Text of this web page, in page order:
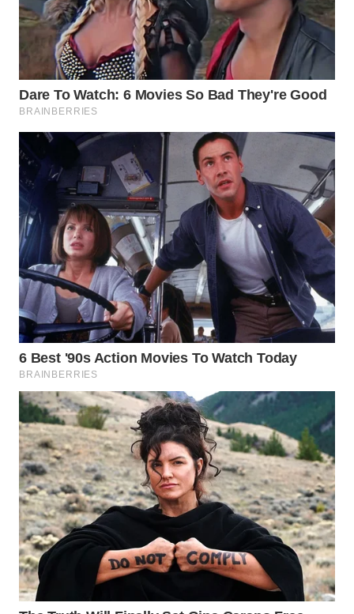
NATUNA
WN
BINTAN
WN
WN
LIKUPANG
WN
LABUANBAJO
WN
BORNEO
Wahana
Media
Group
WAHANA
NEWS
WAHANA
TANI
WAHANA
ADVOKAT
INFRASTRUKTUR